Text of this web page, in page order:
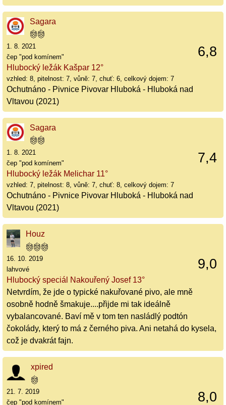
Sagara
6,8
1. 8. 2021
čep "pod komínem"
Hlubocký ležák Kašpar 12°
vzhled: 8, pitelnost: 7, vůně: 7, chuť: 6, celkový dojem: 7
Ochutnáno - Pivnice Pivovar Hluboká - Hluboká nad
Vltavou (2021)
Sagara
7,4
1. 8. 2021
čep "pod komínem"
Hlubocký ležák Melichar 11°
vzhled: 7, pitelnost: 8, vůně: 7, chuť: 8, celkový dojem: 7
Ochutnáno - Pivnice Pivovar Hluboká - Hluboká nad
Vltavou (2021)
Houz
9,0
16. 10. 2019
lahvové
Hlubocký speciál Nakouřený Josef 13°
Netvrdím, že jde o typické nakuřované pivo, ale mně
osobně hodně šmakuje....přijde mi tak ideálně
vybalancované. Baví mě v tom ten nasládlý podtón
čokolády, který to má z černého piva. Ani netahá do kysela,
což je dvakrát fajn.
xpired
8,0
21. 7. 2019
čep "pod komínem"